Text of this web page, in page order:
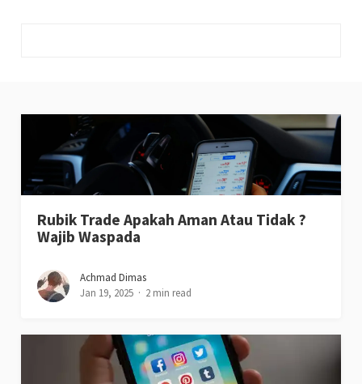
Rubik Trade Apakah Aman Atau Tidak ?
Wajib Waspada
Achmad Dimas
Jan 19, 2025
2 min read